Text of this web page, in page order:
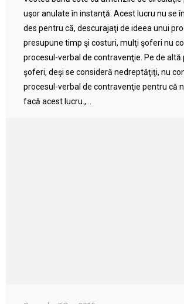
uşor anulate în instanţă. Acest lucru nu se
des pentru că, descurajaţi de ideea unui
presupune timp şi costuri, mulţi şoferi nu
procesul-verbal de contravenţie. Pe de altă
şoferi, deşi se consideră nedreptăţiţi, nu
procesul-verbal de contravenţie pentru că
facă acest lucru.,...